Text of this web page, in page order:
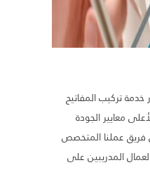
تركيب المفاتيح
معايير الجودة
فريق عملنا المتخصص
المدريبين على